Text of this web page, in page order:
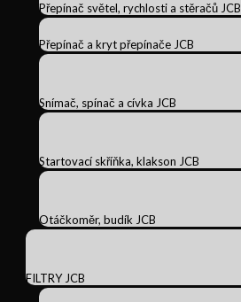
Přepínač světel, rychlosti a stěračů JCB
Přepínač a kryt přepínače JCB
Snímač, spínač a cívka JCB
Startovací skříňka, klakson JCB
Otáčkoměr, budík JCB
FILTRY JCB